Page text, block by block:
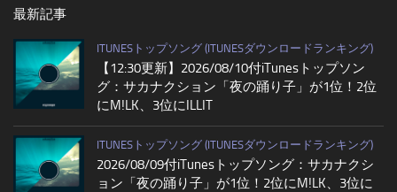
最新記事
ITUNESトップソング (ITUNESダウンロードランキング)
【12:30更新】2026/08/10付iTunesトップソン
グ：サカナクション「夜の踊り子」が1位！2位
にM!LK、3位にILLIT
ITUNESトップソング (ITUNESダウンロードランキング)
2026/08/09付iTunesトップソング：サカナクシ
ョン「夜の踊り子」が1位！2位にM!LK、3位に